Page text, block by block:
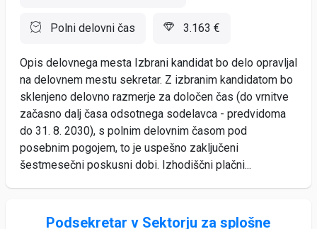
Polni delovni čas 3.163 €
Opis delovnega mesta Izbrani kandidat bo delo opravljal
na delovnem mestu sekretar. Z izbranim kandidatom bo
sklenjeno delovno razmerje za določen čas (do vrnitve
začasno dalj časa odsotnega sodelavca - predvidoma
do 31. 8. 2030), s polnim delovnim časom pod
posebnim pogojem, to je uspešno zaključeni
šestmesečni poskusni dobi. Izhodiščni plačni...
Podsekretar v Sektorju za splošne